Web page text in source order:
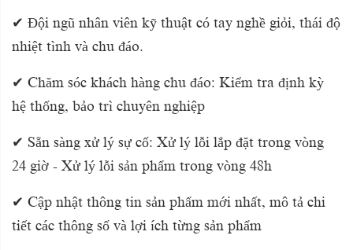
✔ Đội ngũ nhân viên kỹ thuật có tay nghề giỏi, thái độ
nhiệt tình và chu đáo.
✔ Chăm sóc khách hàng chu đáo: Kiểm tra định kỳ
hệ thống, bảo trì chuyên nghiệp
✔ Sẵn sàng xử lý sự cố: Xử lý lỗi lắp đặt trong vòng
24 giờ - Xử lý lỗi sản phẩm trong vòng 48h
✔ Cập nhật thông tin sản phẩm mới nhất, mô tả chi
tiết các thông số và lợi ích từng sản phẩm